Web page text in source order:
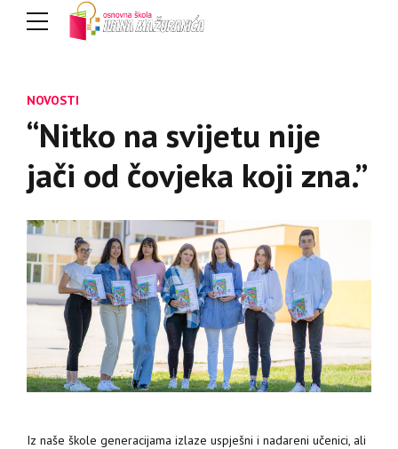
NOVOSTI
“Nitko na svijetu nije
jači od čovjeka koji zna.”
Iz naše škole generacijama izlaze uspješni i nadareni učenici, ali